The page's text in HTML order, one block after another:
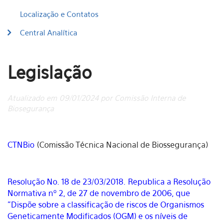
Localização e Contatos
Central Analítica
Legislação
Atualizado em 09/01/2024 por Comissão Interna de
Biosegurança
CTNBio (Comissão Técnica Nacional de Biossegurança)
Resolução No. 18 de 23/03/2018. Republica a Resolução
Normativa nº 2, de 27 de novembro de 2006, que
"Dispõe sobre a classificação de riscos de Organismos
Geneticamente Modificados (OGM) e os níveis de